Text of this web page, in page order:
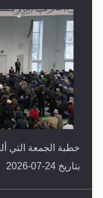
خطبة الجمعة التي
بتاريخ 24-07-2026